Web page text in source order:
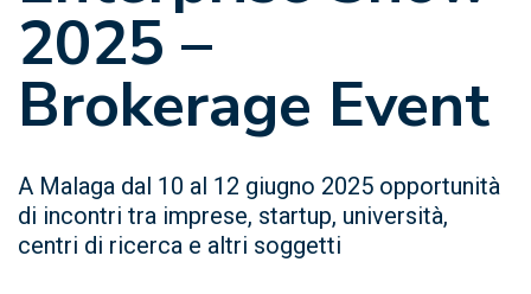
2025 –
Brokerage Event
A Malaga dal 10 al 12 giugno 2025 opportunità
di incontri tra imprese, startup, università,
centri di ricerca e altri soggetti